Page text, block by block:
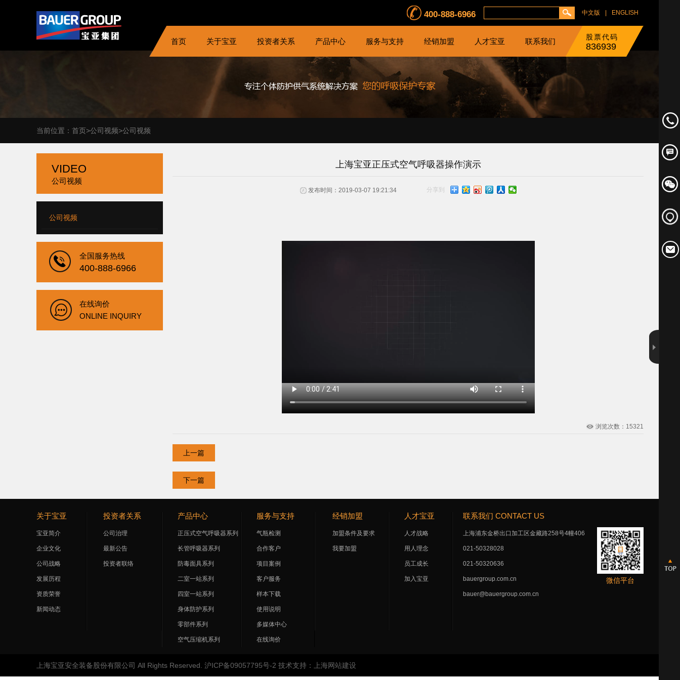
400-888-6966 中文版 ENGLISH
首页 关于宝亚 投资者关系 产品中心 服务与支持 经销加盟 人才宝亚 联系我们 股票代码
836939
当前位置： 首页>公司视频>公司视频
VIDEO
公司视频
公司视频
全国服务热线
400-888-6966
在线询价
ONLINE INQUIRY
上海宝亚正压式空气呼吸器操作演示
发布时间：2019-03-07 19:21:34 分享到
浏览次数：15321
上一篇
下一篇
关于宝亚
宝亚简介
企业文化
公司战略
发展历程
资质荣誉
新闻动态
投资者关系
公司治理
最新公告
投资者联络
产品中心
正压式空气呼吸器系列
长管呼吸器系列
防毒面具系列
二室一站系列
四室一站系列
身体防护系列
零部件系列
空气压缩机系列
服务与支持
气瓶检测
合作客户
项目案例
客户服务
样本下载
使用说明
多媒体中心
在线询价
经销加盟
加盟条件及要求
我要加盟
人才宝亚
人才战略
用人理念
员工成长
加入宝亚
联系我们 CONTACT US
上海浦东金桥出口加工区金藏路258号4幢406
021-50328028
021-50320636
bauergroup.com.cn
bauer@bauergroup.com.cn
微信平台
上海宝亚安全装备股份有限公司 All Rights Reserved. 沪ICP备09057795号-2 技术支持： 上海网站建设